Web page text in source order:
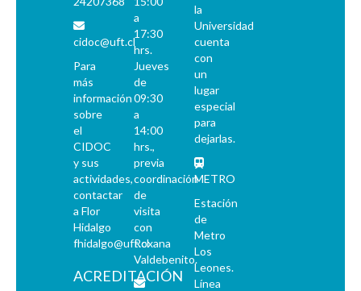
cidoc@uft.cl
Para
más
información
sobre
el
CIDOC
y sus
actividades,
contactar
a Flor
Hidalgo
fhidalgo@uft.cl
ACREDITACIÓN
a
17:30
hrs.
Jueves
de
09:30
a
14:00
hrs.,
previa
coordinación
de
visita
con
Roxana
Valdebenito.
la
Universidad
cuenta
con
un
lugar
especial
para
dejarlas.
METRO
Estación
de
Metro
Los
Leones.
Línea